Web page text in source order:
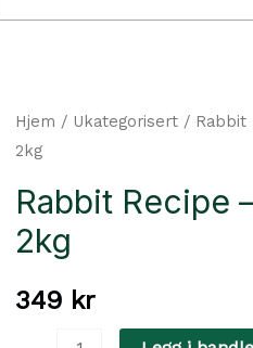
Hjem / Ukategorisert / Rabbit
2kg
Rabbit Recipe
2kg
349 kr